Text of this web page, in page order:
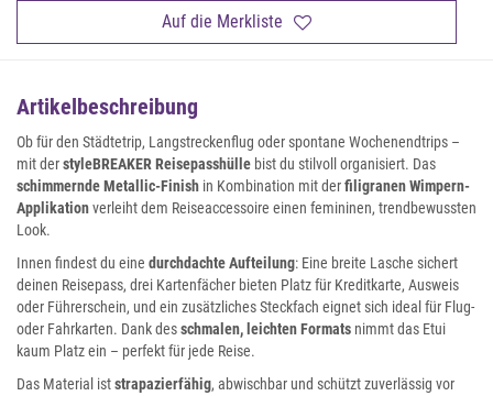
Auf die Merkliste
Artikelbeschreibung
Ob für den Städtetrip, Langstreckenflug oder spontane Wochenendtrips –
mit derstyleBREAKER Reisepasshülle bist du stilvoll organisiert. Das
schimmernde Metallic-Finish in Kombination mit derfiligranen Wimpern-
Applikationverleiht dem Reiseaccessoire einen femininen, trendbewussten
Look.
Innen findest du eine durchdachte Aufteilung: Eine breite Lasche sichert
deinen Reisepass, drei Kartenfächer bieten Platz für Kreditkarte, Ausweis
oder Führerschein, und ein zusätzliches Steckfach eignet sich ideal für Flug-
oder Fahrkarten. Dank desschmalen, leichten Formats nimmt das Etui
kaum Platz ein – perfekt für jede Reise.
Das Material iststrapazierfähig, abwischbar und schützt zuverlässig vor